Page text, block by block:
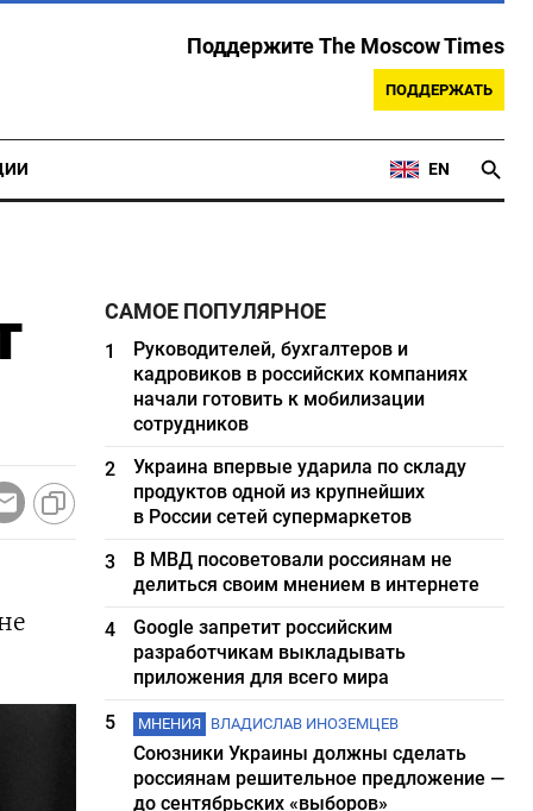
Поддержите The Moscow Times
ПОДДЕРЖАТЬ
EN
САМОЕ ПОПУЛЯРНОЕ
1
Руководителей, бухгалтеров и
кадровиков в российских компаниях
начали готовить к мобилизации
сотрудников
2
Украина впервые ударила по складу
продуктов одной из крупнейших
в России сетей супермаркетов
3
В МВД посоветовали россиянам не
делиться своим мнением в интернете
4
Google запретит российским
разработчикам выкладывать
приложения для всего мира
5
МНЕНИЯ ВЛАДИСЛАВ ИНОЗЕМЦЕВ
Союзники Украины должны сделать
россиянам решительное предложение —
до сентябрьских «выборов»